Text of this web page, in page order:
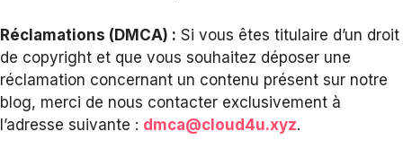
Réclamations (DMCA) : Si vous êtes titulaire d’un droit
de copyright et que vous souhaitez déposer une
réclamation concernant un contenu présent sur notre
blog, merci de nous contacter exclusivement à
l’adresse suivante : dmca@cloud4u.xyz.